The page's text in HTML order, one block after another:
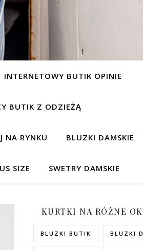
INTERNETOWY BUTIK OPINIE
BUTIK Z ODZIEŻĄ
NA RYNKU BLUZKI DAMSKIE
SIZE SWETRY DAMSKIE
KURTKI NA RÓŻNE
BLUZKI BUTIK BLUZKI